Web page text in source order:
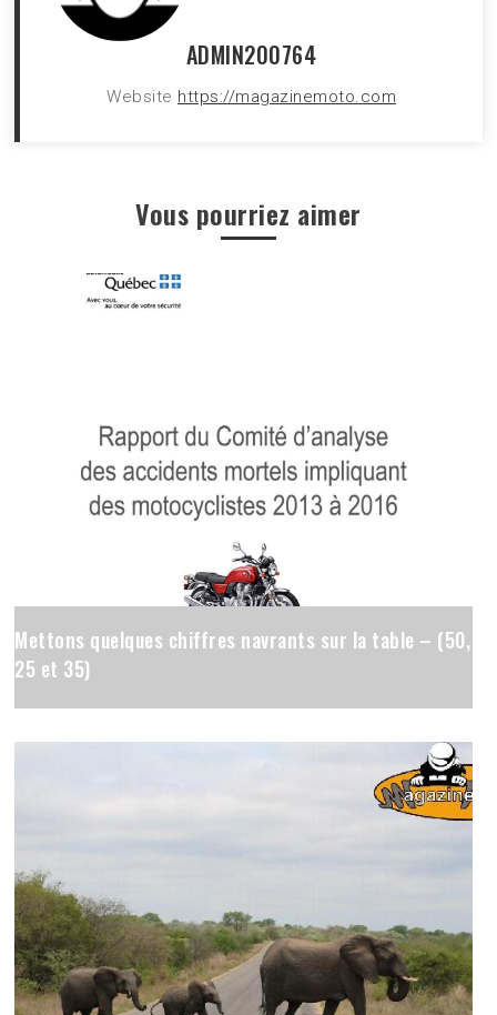
ADMIN200764
Website https://magazinemoto.com
Vous pourriez aimer
Mettons quelques chiffres navrants sur la table – (50,
25 et 35)